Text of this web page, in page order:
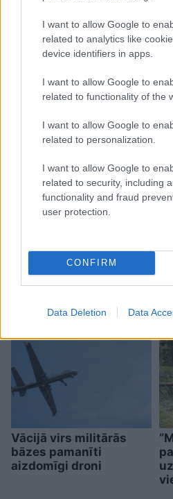
I want to allow Google to
related to analytics like
device identifiers in apps.
I want to allow Google to
related to functionality of the
I want to allow Google to
related to personalization.
I want to allow Google to
related to security, including
functionality and fraud
user protection.
CONFIRM
Data Deletion Data
“airBaltic”
katram Latvijas
iedzīvotājam
Vācijā virs militārās
bāzes pamanīti
aizdomīgi droni